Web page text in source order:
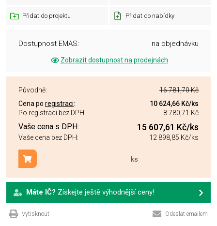
Přidat do projektu Přidat do nabídky
Dostupnost EMAS: na objednávku
Zobrazit dostupnost na prodejnách
Původně:
16 781,70 Kč
Cena po registraci: 10 624,66 Kč/ks
Po registraci bez DPH:
8 780,71 Kč
Vaše cena s DPH: 15 607,61 Kč/ks
Vaše cena bez DPH: 12 898,85 Kč/ks
ks
Přidat do košíku
Máte IČ? Získejte ještě výhodnější ceny!
Vytisknout Odeslat emailem